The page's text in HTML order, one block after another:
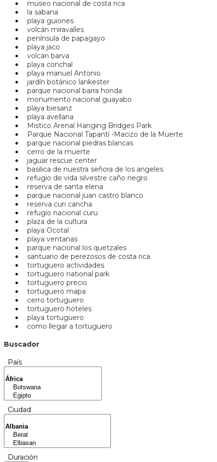
museo nacional de costa rica
la sabana
playa guiones
volcán miravalles
península de papagayo
playa jaco
volcán barva
playa conchal
playa manuel Antonio
jardín botánico lankester
parque nacional barra honda
monumento nacional guayabo
playa biesanz
playa avellana
Mistico Arenal Hanging Bridges Park
Parque Nacional Tapantí -Macizo de la Muerte
parque nacional piedras blancas
cerro de la muerte
jaguar rescue center
basilica de nuestra señora de los angeles
refugio de vida silvestre caño negro
reserva de santa elena
parque nacional juan castro blanco
reserva curi cancha
refugio nacional curu
plaza de la cultura
playa Ocotal
playa ventanas
parque nacional los quetzales
santuario de perezosos de costa rica
tortuguero actividades
tortuguero national park
tortuguero precio
tortuguero mapa
cerro tortuguero
tortuguero hoteles
playa tortuguero
como llegar a tortuguero
Buscador
País
Ciudad
Duración